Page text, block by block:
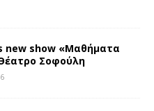
new show «Μαθήματα
Σοφούλη